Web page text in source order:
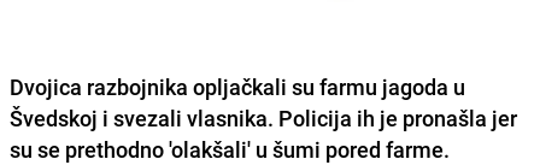
Dvojica razbojnika opljačkali su farmu jagoda u
Švedskoj i svezali vlasnika. Policija ih je pronašla jer
su se prethodno 'olakšali' u šumi pored farme.